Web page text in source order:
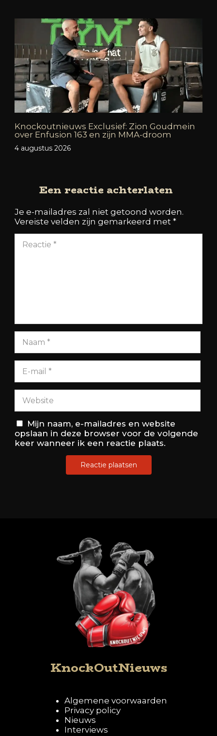
Knockoutnieuws Exclusief: Zion Goudmein
over Enfusion 163 en zijn MMA-droom
4 augustus 2026
Een reactie achterlaten
Je e-mailadres zal niet getoond worden.
Vereiste velden zijn gemarkeerd met *
Mijn naam, e-mailadres en website
opslaan in deze browser voor de volgende
keer wanneer ik een reactie plaats.
KnockOutNieuws
Algemene voorwaarden
Privacy policy
Nieuws
Interviews